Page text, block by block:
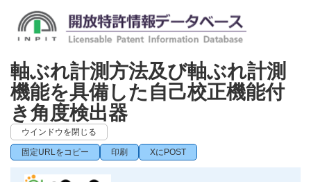
軸ぶれ計測方法及び軸ぶれ計測
機能を具備した自己校正機能付
き角度検出器
ウインドウを閉じる
固定URLをコピー 印刷 XにPOST